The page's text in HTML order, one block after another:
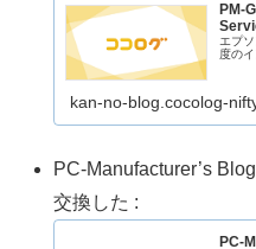
PM-
エプ
度の
kan-no-blog.cocolog-
PC-Manufacturer’s
交換した :
PC-